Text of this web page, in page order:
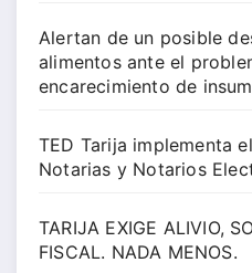
Alertan de un posible
alimentos ante el
encarecimiento de
TED Tarija implementa
Notarias y Notarios
TARIJA EXIGE ALIVIO,
FISCAL. NADA MENOS.